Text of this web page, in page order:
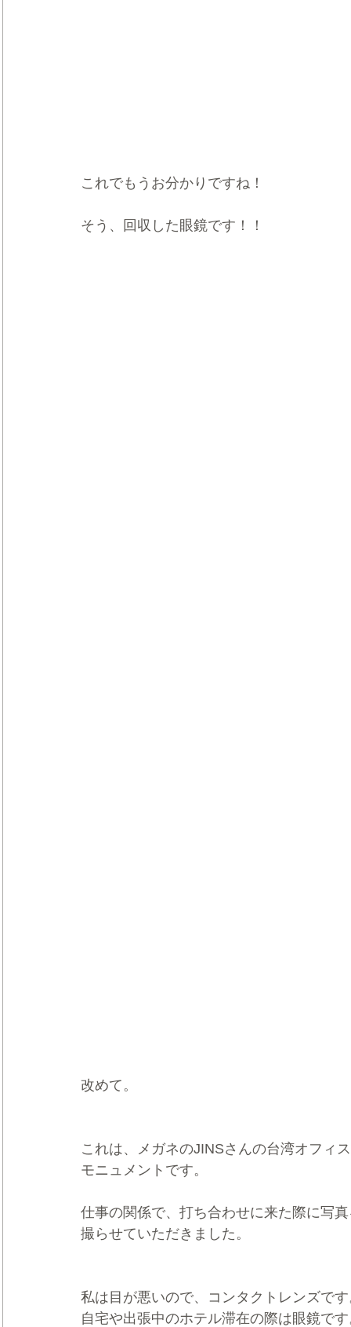
これでもうお分かりですね！
そう、回収した眼鏡です！！
改めて。
これは、メガネのJINSさんの台湾オフィ
モニュメントです。
仕事の関係で、打ち合わせに来た際に写
撮らせていただきました。
私は目が悪いので、コンタクトレンズで
自宅や出張中のホテル滞在の際は眼鏡で